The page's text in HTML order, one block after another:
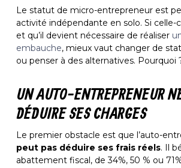
Le statut de micro-entrepreneur est
activité indépendante en solo. Si celle-
et qu’il devient nécessaire de réaliser
embauche, mieux vaut changer de
ou penser à des alternatives. Pourquoi
UN AUTO-ENTREPRENEUR
DÉDUIRE SES CHARGES
Le premier obstacle est que l’auto-
peut pas déduire ses frais réels. Il
abattement fiscal, de 34%, 50 % ou